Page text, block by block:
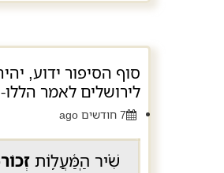
סוף הסיפור ידוע,
לירושלים לאמר
7 חודשים ago
שִׁ֗יר הַֽמַּ֫עֲל֥וֹת